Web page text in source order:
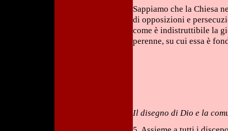
Sappiamo che la Chiesa
di opposizioni e
come è indistruttibile la
perenne, su cui essa è
Il disegno di Dio e la